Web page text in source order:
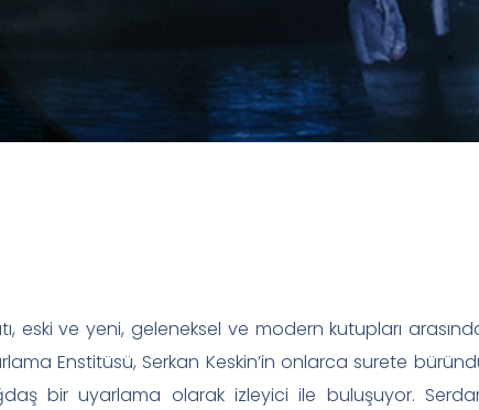
eski ve yeni, geleneksel ve modern kutupları
Enstitüsü, Serkan Keskin’in onlarca surete
bir uyarlama olarak izleyici ile buluşuyor.